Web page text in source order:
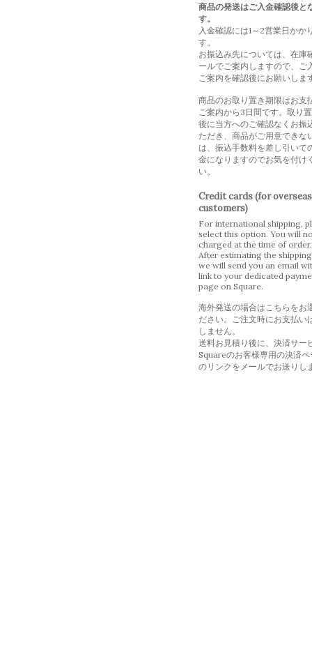
商品の発送はご入金確認後と
す。
入金確認には1～2営業日かか
す。
お振込み先については、在庫
ールでご案内しますので、ご
ご案内を確認後にお願いしま
商品のお取り置き期限はお支
ご案内から3日間です。取り
後に当方へのご確認なくお振
ただき、商品がご用意できな
は、振込手数料を差し引いて
金になりますのでお気を付け
い。
Credit cards (for overseas
customers)
For international shipping,
select this option. You will
charged at the time of order.
After estimating the
we will send you an email
link to your dedicated
page on Square.
海外発送の場合はこちらをお
ださい。ご注文時にお支払い
しません。
送料お見積り後に、決済サー
Squareのお客様専用の決済ペ
のリンクをメールでお送りし